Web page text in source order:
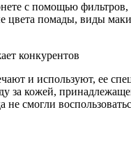
с помощью
цвета помады, виды
и используют, ее
кожей,
не смогли